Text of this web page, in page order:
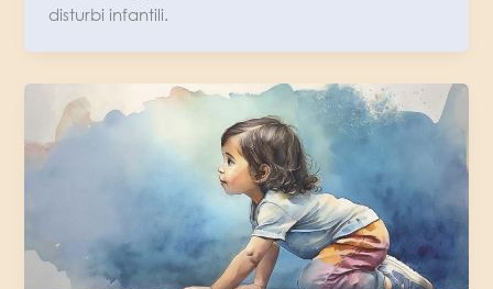
disturbi infantili.